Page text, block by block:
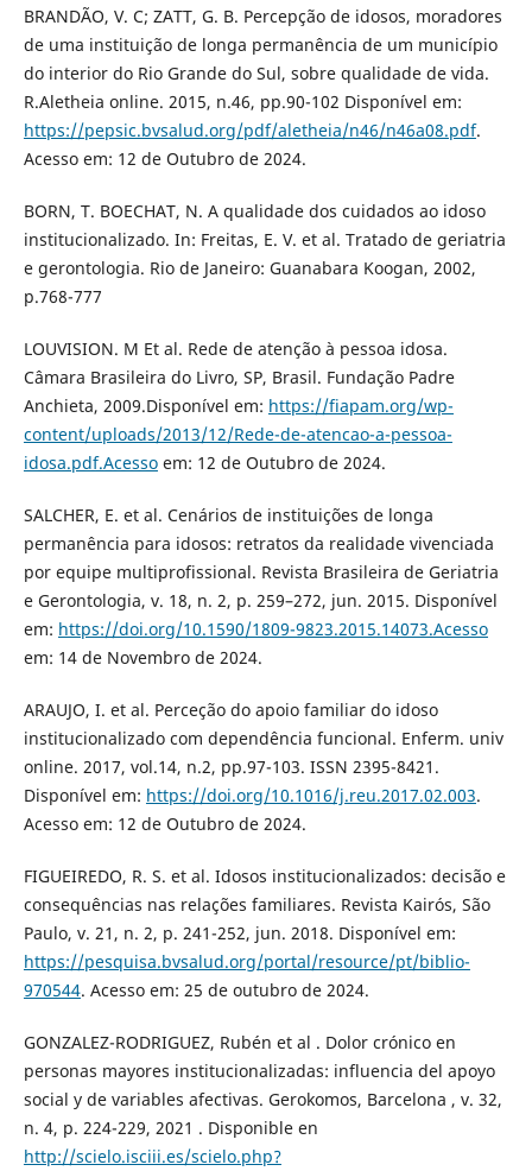
BRANDÃO, V. C; ZATT, G. B. Percepção de idosos, moradores
de uma instituição de longa permanência de um município
do interior do Rio Grande do Sul, sobre qualidade de vida.
R.Aletheia online. 2015, n.46, pp.90-102 Disponível em:
https://pepsic.bvsalud.org/pdf/aletheia/n46/n46a08.pdf.
Acesso em: 12 de Outubro de 2024.
BORN, T. BOECHAT, N. A qualidade dos cuidados ao idoso
institucionalizado. In: Freitas, E. V. et al. Tratado de geriatria
e gerontologia. Rio de Janeiro: Guanabara Koogan, 2002,
p.768-777
LOUVISION. M Et al. Rede de atenção à pessoa idosa.
Câmara Brasileira do Livro, SP, Brasil. Fundação Padre
Anchieta, 2009.Disponível em: https://fiapam.org/wp-
content/uploads/2013/12/Rede-de-atencao-a-pessoa-
idosa.pdf.Acessoem: 12 de Outubro de 2024.
SALCHER, E. et al. Cenários de instituições de longa
permanência para idosos: retratos da realidade vivenciada
por equipe multiprofissional. Revista Brasileira de Geriatria
e Gerontologia, v. 18, n. 2, p. 259–272, jun. 2015. Disponível
em: https://doi.org/10.1590/1809-9823.2015.14073.Acesso
em: 14 de Novembro de 2024.
ARAUJO, I. et al. Perceção do apoio familiar do idoso
institucionalizado com dependência funcional. Enferm. univ
online. 2017, vol.14, n.2, pp.97-103. ISSN 2395-8421.
Disponível em: https://doi.org/10.1016/j.reu.2017.02.003.
Acesso em: 12 de Outubro de 2024.
FIGUEIREDO, R. S. et al. Idosos institucionalizados: decisão e
consequências nas relações familiares. Revista Kairós, São
Paulo, v. 21, n. 2, p. 241-252, jun. 2018. Disponível em:
https://pesquisa.bvsalud.org/portal/resource/pt/biblio-
970544. Acesso em: 25 de outubro de 2024.
GONZALEZ-RODRIGUEZ, Rubén et al . Dolor crónico en
personas mayores institucionalizadas: influencia del apoyo
social y de variables afectivas. Gerokomos, Barcelona , v. 32,
n. 4, p. 224-229, 2021 . Disponible en
http://scielo.isciii.es/scielo.php?